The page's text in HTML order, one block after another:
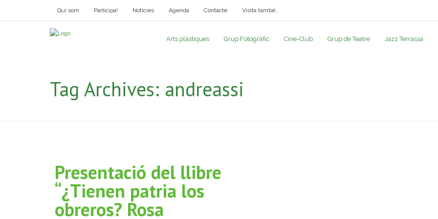
Qui som Participa! Notícies Agenda Contacte Visita també…
Arts plàstiques Grup Fotogràfic Cine-Club Grup de Teatre Jazz Terrassa
Tag Archives: andreassi
Presentació del llibre
“¿Tienen patria los
obreros? Rosa